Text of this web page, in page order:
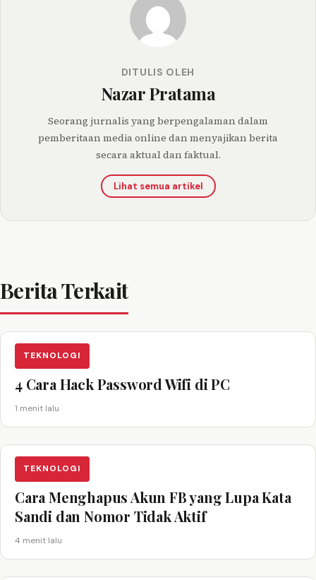
DITULIS OLEH
Nazar Pratama
Seorang jurnalis yang berpengalaman dalam
pemberitaan media online dan menyajikan berita
secara aktual dan faktual.
Lihat semua artikel
Berita Terkait
TEKNOLOGI
4 Cara Hack Password Wifi di PC
1 menit lalu
TEKNOLOGI
Cara Menghapus Akun FB yang Lupa Kata
Sandi dan Nomor Tidak Aktif
4 menit lalu